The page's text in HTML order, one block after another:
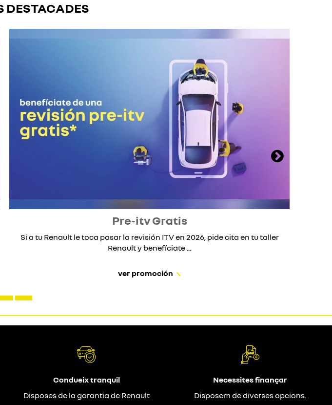
DESTACADES
Pre-itv Gratis
Si a tu Renault le toca pasar la revisión ITV en 2026, pide cita en tu taller
Renault y benefíciate ...
ver promoción
Condueix tranquil
Disposes de la garantia de Renault
Necessites finançar
Disposem de diverses opcions.